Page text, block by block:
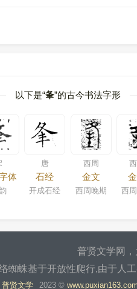
以下是“夆”的古今书法字形
体
唐
石经
开成石经
西周
金文
西周晚期 西
普贤文学网，
蜘蛛基于开放性爬行,由于人
普贤文学 2023 © www.puxian163.com